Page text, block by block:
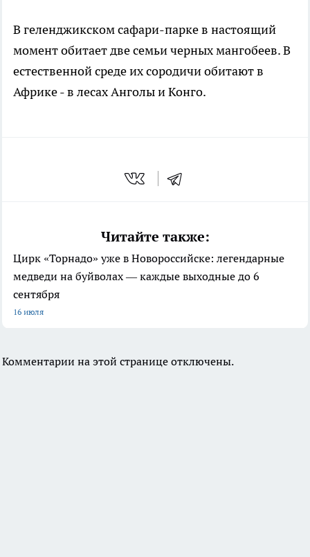
В геленджикском сафари-парке в настоящий
момент обитает две семьи черных мангобеев. В
естественной среде их сородичи обитают в
Африке - в лесах Анголы и Конго.
Читайте также:
Цирк «Торнадо» уже в Новороссийске: легендарные
медведи на буйволах — каждые выходные до 6
сентября
16 июля
Комментарии на этой странице отключены.